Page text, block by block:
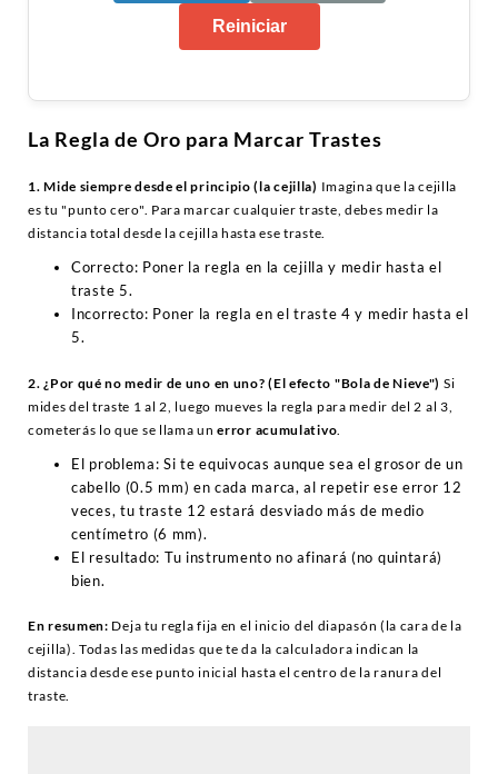
Reiniciar
La Regla de Oro para Marcar Trastes
1. Mide siempre desde el principio (la cejilla) Imagina que la cejilla
es tu "punto cero". Para marcar cualquier traste, debes medir la
distancia total desde la cejilla hasta ese traste.
Correcto: Poner la regla en la cejilla y medir hasta el
traste 5.
Incorrecto: Poner la regla en el traste 4 y medir hasta el
5.
2. ¿Por qué no medir de uno en uno? (El efecto "Bola de Nieve") Si
mides del traste 1 al 2, luego mueves la regla para medir del 2 al 3,
cometerás lo que se llama unerror acumulativo
El problema: Si te equivocas aunque sea el grosor de un
cabello (0.5 mm) en cada marca, al repetir ese error 12
veces, tu traste 12 estará desviado más de medio
centímetro (6 mm).
El resultado: Tu instrumento no afinará (no quintará)
bien.
En resumen: Deja tu regla fija en el inicio del diapasón (la cara de la
cejilla). Todas las medidas que te da la calculadora indican la
distancia desde ese punto inicial hasta el centro de la ranura del
traste.